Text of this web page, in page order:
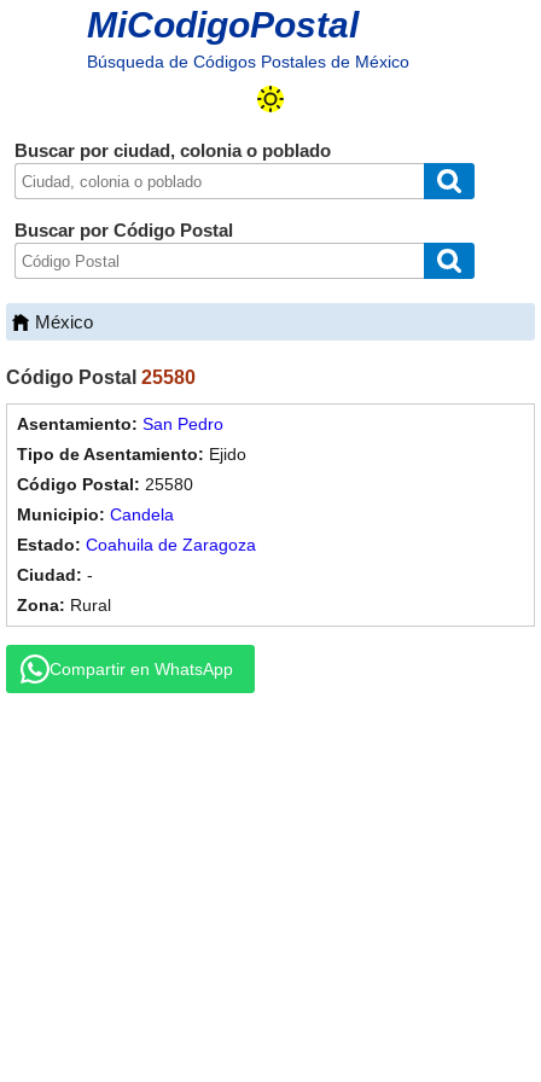
MiCodigoPostal
Búsqueda de Códigos Postales de México
Buscar por ciudad, colonia o poblado
Buscar por Código Postal
México
Código Postal 25580
San Pedro
Ejido
25580
Candela
Coahuila de Zaragoza
-
Rural
Compartir en WhatsApp